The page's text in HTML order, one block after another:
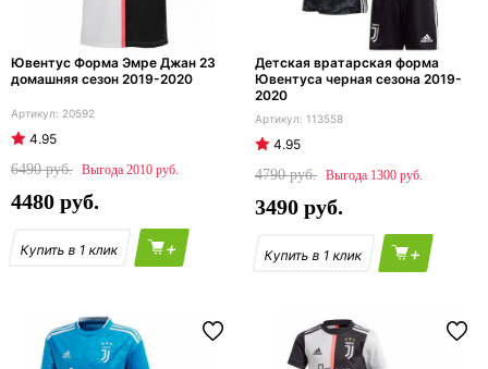
Ювентус Форма Эмре Джан 23
домашняя сезон 2019-2020
20592
4.95
6490
2010
4480
+
Детская вратарская форма
Ювентуса черная сезона 2019-
2020
113558
4.95
4790
1300
3490
+